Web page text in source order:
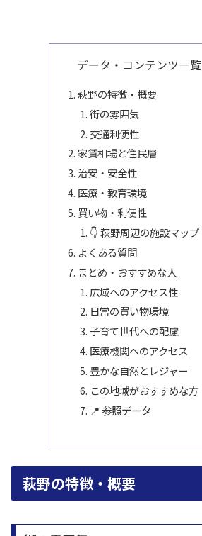
データ・コンテンツ一覧
萩野の特徴・概要
街の雰囲気
交通利便性
家賃相場と住民層
治安・安全性
医療・教育環境
買い物・利便性
👇 萩野周辺の施設マップ
よくある質問
まとめ・おすすめな人
広域へのアクセス性
日常の買い物環境
子育て世代への配慮
医療機関へのアクセス
豊かな自然とレジャー
この地域がおすすめな方
📍 参照データ
萩野の特徴・概要